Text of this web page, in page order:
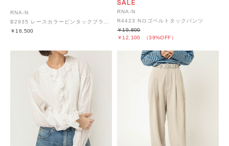
RNA-N
B2935 レースカラーピンタックブラウス
￥16,500
RNA-N
R4423 Nロゴベルトタックパンツ
￥12,100 （39%OFF）
￥19,800